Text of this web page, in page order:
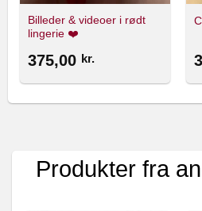
Billeder & videoer i rødt
lingerie ❤️
375,00 kr.
Produkter fra